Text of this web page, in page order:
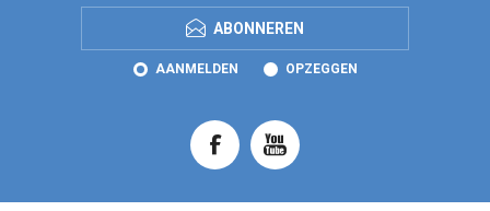
ABONNEREN
AANMELDEN OPZEGGEN